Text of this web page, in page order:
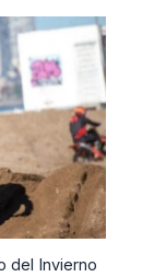
del Invierno